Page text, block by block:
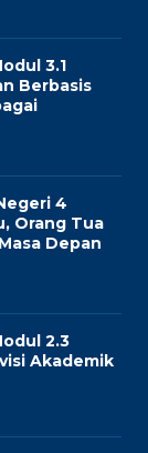
3.1
Berbasis
4
Orang Tua
Depan
2.3
Akademik